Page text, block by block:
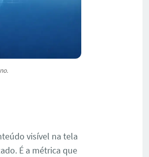
visível na tela
É a métrica que